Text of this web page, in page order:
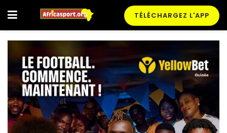
TÉLÉCHARGEZ L'APP